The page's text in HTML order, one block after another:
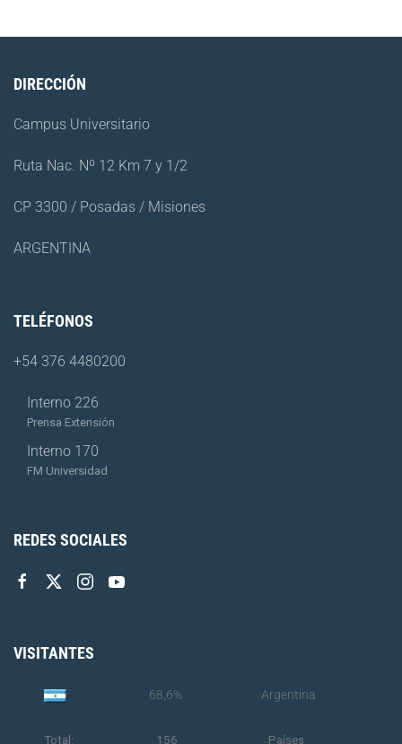
DIRECCIÓN
Campus Universitario
Ruta Nac. Nº 12 Km 7 y 1/2
CP 3300 / Posadas / Misiones
ARGENTINA
TELÉFONOS
+54 376 4480200
Interno 226
Prensa Extensión
Interno 170
FM Universidad
REDES SOCIALES
VISITANTES
68,6% Argentina
Total: 156 Países